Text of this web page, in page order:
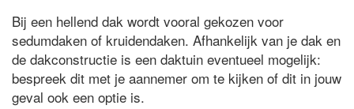
Bij een hellend dak wordt vooral gekozen voor
sedumdaken of kruidendaken. Afhankelijk van je dak en
de dakconstructie is een daktuin eventueel mogelijk:
bespreek dit met je aannemer om te kijken of dit in jouw
geval ook een optie is.